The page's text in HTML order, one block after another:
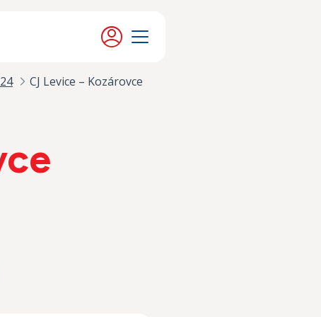
Moje konto
Menu
CJ Levice – Kozárovce